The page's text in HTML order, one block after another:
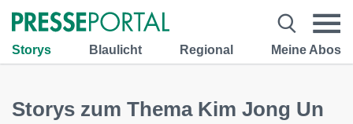
Storys Blaulicht Regional Meine Abos
Storys zum Thema Kim Jong Un